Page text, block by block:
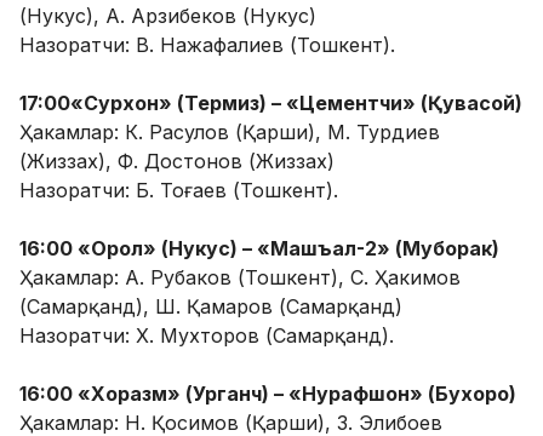
(Нукус), А. Арзибеков (Нукус)
Назоратчи: В. Нажафалиев (Тошкент).
17:00«Сурхон» (Термиз) – «Цементчи» (Қувасой)
Ҳакамлар: К. Расулов (Қарши), М. Турдиев
(Жиззах), Ф. Достонов (Жиззах)
Назоратчи: Б. Тоғаев (Тошкент).
16:00 «Орол» (Нукус) – «Машъал-2» (Муборак)
Ҳакамлар: А. Рубаков (Тошкент), С. Ҳакимов
(Самарқанд), Ш. Қамаров (Самарқанд)
Назоратчи: Х. Мухторов (Самарқанд).
16:00 «Хоразм» (Урганч) – «Нурафшон» (Бухоро)
Ҳакамлар: Н. Қосимов (Қарши), З. Элибоев